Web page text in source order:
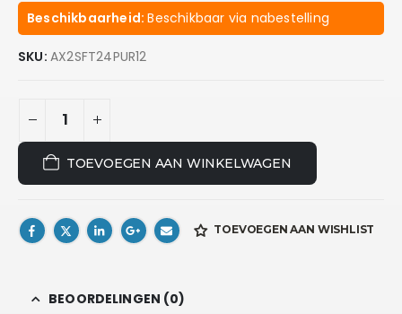
Beschikbaarheid:Beschikbaar via nabestelling
SKU: AX2SFT24PUR12
TOEVOEGEN AAN WINKELWAGEN
TOEVOEGEN AAN WISHLIST
BEOORDELINGEN (0)